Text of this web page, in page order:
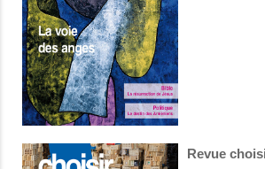
Revue